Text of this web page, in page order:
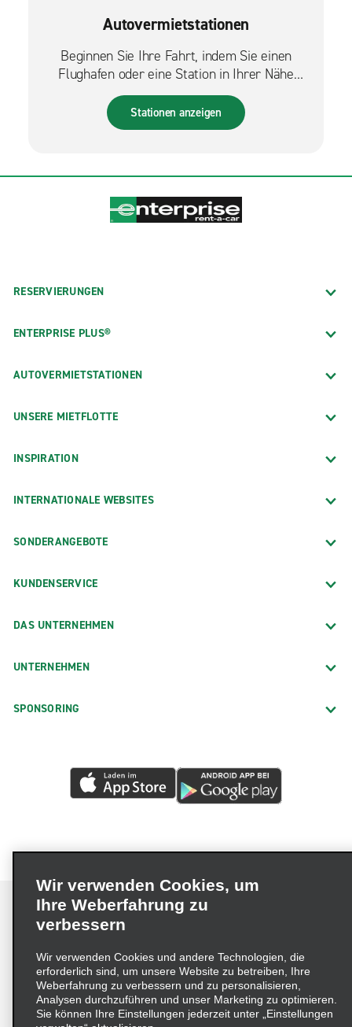
Autovermietstationen
Beginnen Sie Ihre Fahrt, indem Sie einen
Flughafen oder eine Station in Ihrer Nähe
finden.
Stationen anzeigen
RESERVIERUNGEN
ENTERPRISE PLUS®
AUTOVERMIETSTATIONEN
UNSERE MIETFLOTTE
INSPIRATION
INTERNATIONALE WEBSITES
SONDERANGEBOTE
KUNDENSERVICE
DAS UNTERNEHMEN
UNTERNEHMEN
SPONSORING
Impressum Nutzungsbedingungen
Datenschutzrichtlinie
Cookie-Richtlinie
Datenschutzoptionen
Lieferkettensorgfaltspflichtengesetz (LkSG) Grundsatzerklärung
Beschwerdeverfahren nach dem
Wir verwenden Cookies, um
Ihre Weberfahrung zu
verbessern
Wir verwenden Cookies und andere Technologien, die
erforderlich sind, um unsere Website zu betreiben, Ihre
Weberfahrung zu verbessern und zu personalisieren,
Analysen durchzuführen und unser Marketing zu optimieren.
Sie können Ihre Einstellungen jederzeit unter „Einstellungen